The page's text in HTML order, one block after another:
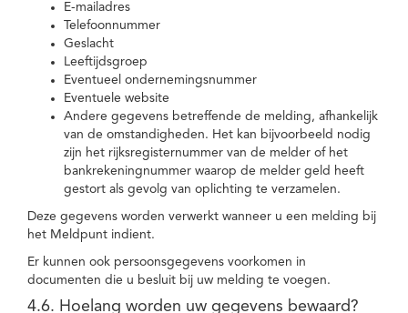
E-mailadres
Telefoonnummer
Geslacht
Leeftijdsgroep
Eventueel ondernemingsnummer
Eventuele website
Andere gegevens betreffende de melding, afhankelijk
van de omstandigheden. Het kan bijvoorbeeld nodig
zijn het rijksregisternummer van de melder of het
bankrekeningnummer waarop de melder geld heeft
gestort als gevolg van oplichting te verzamelen.
Deze gegevens worden verwerkt wanneer u een melding bij
het Meldpunt indient.
Er kunnen ook persoonsgegevens voorkomen in
documenten die u besluit bij uw melding te voegen.
4.6. Hoelang worden uw gegevens bewaard?